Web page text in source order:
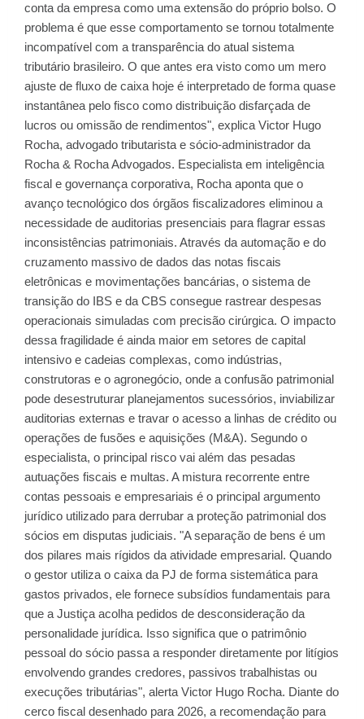
conta da empresa como uma extensão do próprio bolso. O
problema é que esse comportamento se tornou totalmente
incompatível com a transparência do atual sistema
tributário brasileiro. O que antes era visto como um mero
ajuste de fluxo de caixa hoje é interpretado de forma quase
instantânea pelo fisco como distribuição disfarçada de
lucros ou omissão de rendimentos", explica Victor Hugo
Rocha, advogado tributarista e sócio-administrador da
Rocha & Rocha Advogados. Especialista em inteligência
fiscal e governança corporativa, Rocha aponta que o
avanço tecnológico dos órgãos fiscalizadores eliminou a
necessidade de auditorias presenciais para flagrar essas
inconsistências patrimoniais. Através da automação e do
cruzamento massivo de dados das notas fiscais
eletrônicas e movimentações bancárias, o sistema de
transição do IBS e da CBS consegue rastrear despesas
operacionais simuladas com precisão cirúrgica. O impacto
dessa fragilidade é ainda maior em setores de capital
intensivo e cadeias complexas, como indústrias,
construtoras e o agronegócio, onde a confusão patrimonial
pode desestruturar planejamentos sucessórios, inviabilizar
auditorias externas e travar o acesso a linhas de crédito ou
operações de fusões e aquisições (M&A). Segundo o
especialista, o principal risco vai além das pesadas
autuações fiscais e multas. A mistura recorrente entre
contas pessoais e empresariais é o principal argumento
jurídico utilizado para derrubar a proteção patrimonial dos
sócios em disputas judiciais. "A separação de bens é um
dos pilares mais rígidos da atividade empresarial. Quando
o gestor utiliza o caixa da PJ de forma sistemática para
gastos privados, ele fornece subsídios fundamentais para
que a Justiça acolha pedidos de desconsideração da
personalidade jurídica. Isso significa que o patrimônio
pessoal do sócio passa a responder diretamente por litígios
envolvendo grandes credores, passivos trabalhistas ou
execuções tributárias", alerta Victor Hugo Rocha. Diante do
cerco fiscal desenhado para 2026, a recomendação para